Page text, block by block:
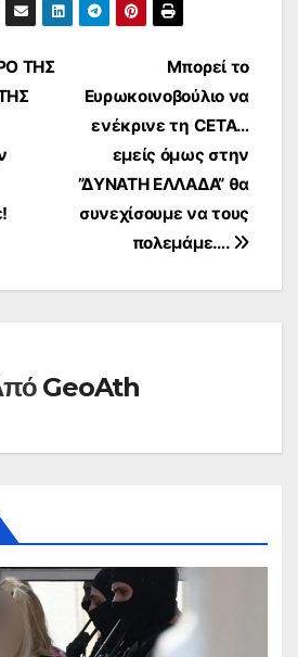
Μπορεί το
Ευρωκοινοβούλιο να
ενέκρινε τη CETA…
εμείς όμως στην
”ΔΥΝΑΤΗ ΕΛΛΑΔΑ” θα
συνεχίσουμε να τους
πολεμάμε….
ΤΗΣ
GeoAth